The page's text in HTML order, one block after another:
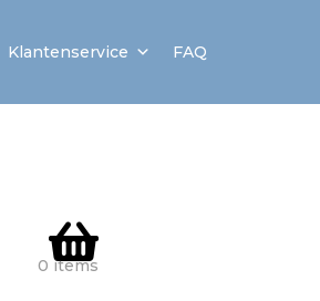
Klantenservice FAQ
0 items